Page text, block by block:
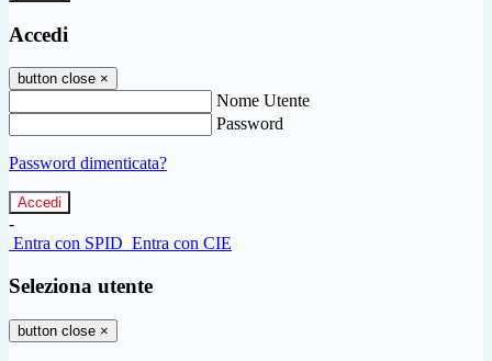
Accedi
button close ×
Nome Utente
Password
Password dimenticata?
-
Entra con SPID Entra con CIE
Seleziona utente
button close ×